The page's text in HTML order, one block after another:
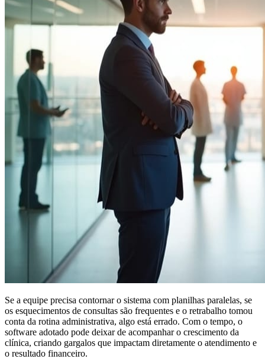
Se a equipe precisa contornar o sistema com planilhas paralelas, se
os esquecimentos de consultas são frequentes e o retrabalho tomou
conta da rotina administrativa, algo está errado. Com o tempo, o
software adotado pode deixar de acompanhar o crescimento da
clínica, criando gargalos que impactam diretamente o atendimento e
o resultado financeiro.